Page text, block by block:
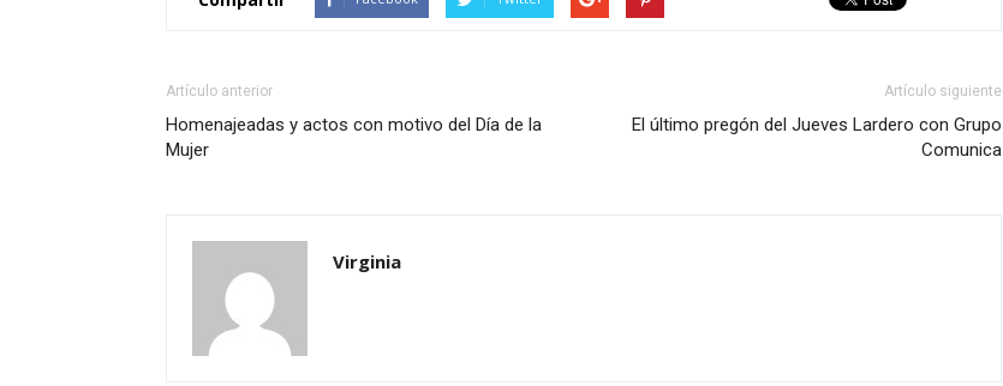
Artículo anterior
Homenajeadas y actos con motivo del Día de la
Mujer
Artículo siguiente
El último pregón del Jueves Lardero con Grupo
Comunica
Virginia